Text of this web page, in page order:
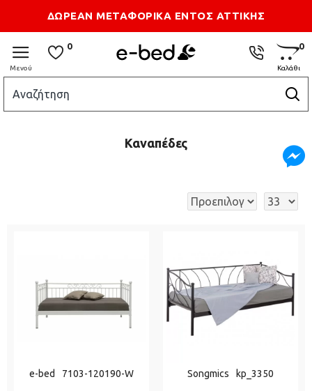
ΔΩΡΕΑΝ ΜΕΤΑΦΟΡΙΚΑ ΕΝΤΟΣ ΑΤΤΙΚΗΣ
Τρόποι Αποστολής Επικοιωνία
0 0
Καναπέδες
e-bed 7103-120190-W Songmics kp_3350